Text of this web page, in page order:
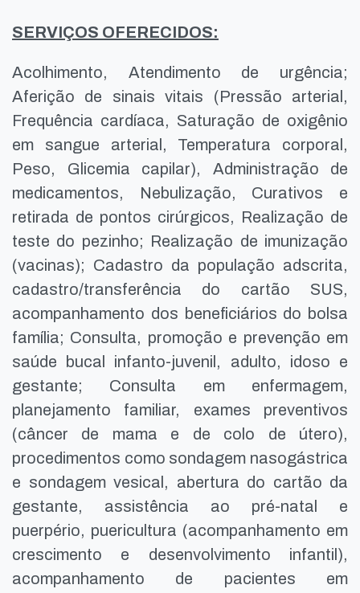
SERVIÇOS OFERECIDOS:
Acolhimento, Atendimento de urgência;
Aferição de sinais vitais (Pressão arterial,
Frequência cardíaca, Saturação de oxigênio
em sangue arterial, Temperatura corporal,
Peso, Glicemia capilar), Administração de
medicamentos, Nebulização, Curativos e
retirada de pontos cirúrgicos, Realização de
teste do pezinho; Realização de imunização
(vacinas); Cadastro da população adscrita,
cadastro/transferência do cartão SUS,
acompanhamento dos beneficiários do bolsa
família; Consulta, promoção e prevenção em
saúde bucal infanto-juvenil, adulto, idoso e
gestante; Consulta em enfermagem,
planejamento familiar, exames preventivos
(câncer de mama e de colo de útero),
procedimentos como sondagem nasogástrica
e sondagem vesical, abertura do cartão da
gestante, assistência ao pré-natal e
puerpério, puericultura (acompanhamento em
crescimento e desenvolvimento infantil),
acompanhamento de pacientes em